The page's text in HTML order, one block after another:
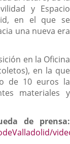
y Espacio
en el que se
una nueva era
en la Oficina
en la que
de 10 euros la
materiales y
de prensa: